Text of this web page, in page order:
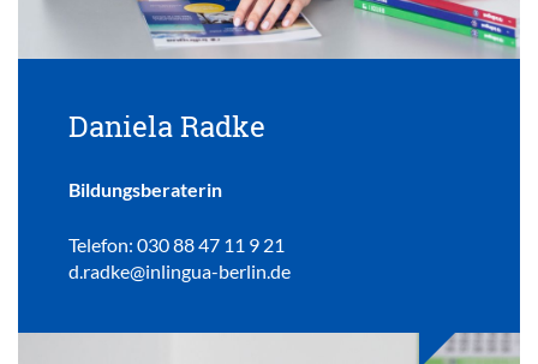
Daniela Radke
Bildungsberaterin
Telefon: 030 88 47 11 9 21
d.radke@inlingua-berlin.de